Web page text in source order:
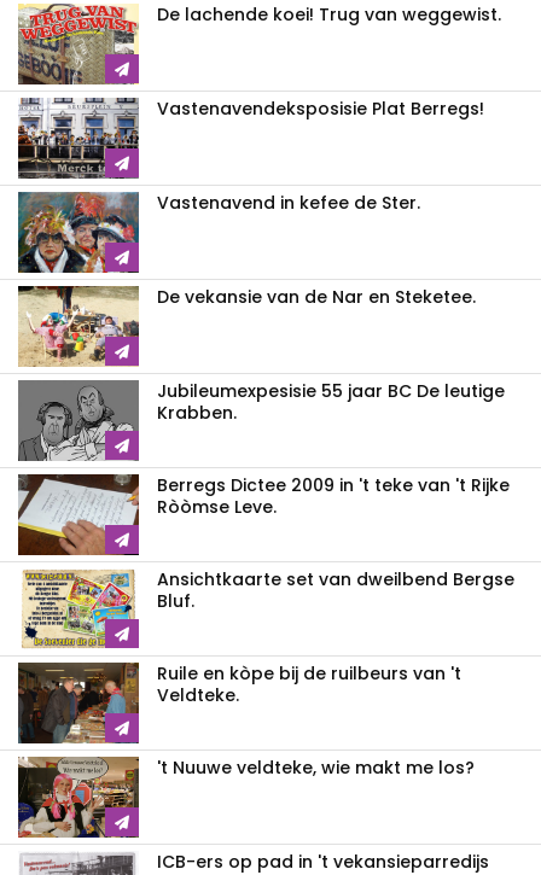
De lachende koei! Trug van weggewist.
Vastenavendeksposisie Plat Berregs!
Vastenavend in kefee de Ster.
De vekansie van de Nar en Steketee.
Jubileumexpesisie 55 jaar BC De leutige
Krabben.
Berregs Dictee 2009 in 't teke van 't Rijke
Ròòmse Leve.
Ansichtkaarte set van dweilbend Bergse
Bluf.
Ruile en kòpe bij de ruilbeurs van 't
Veldteke.
't Nuuwe veldteke, wie makt me los?
ICB-ers op pad in 't vekansieparredijs